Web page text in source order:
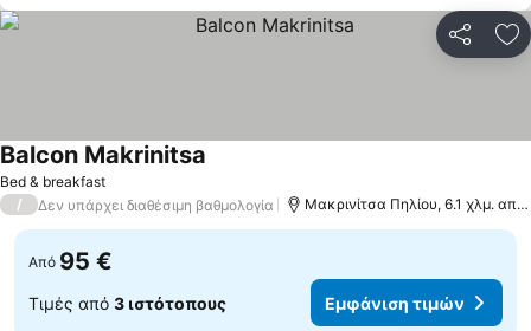
Bed & breakfast
Balcon Makrinitsa
/ Δεν υπάρχει διαθέσιμη βαθμολογία Μακρινίτσα Πηλίου, 6.1 χλμ. από: Βόλος
Από 95 €
Τιμές από 3 ιστότοπους Εμφάνιση τιμών